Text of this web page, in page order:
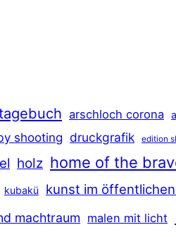
arschloch corona
shooting druckgrafik edition
holz home of the
kubakü kunst im öffentlichen
machtraum malen mit licht